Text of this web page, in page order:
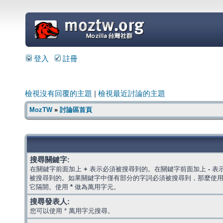
=
登入 註冊
檢視沒有回覆的主題 檢視最近討論的主題
MozTW» 討論區首頁
搜尋關鍵字:
在關鍵字前面加上 + 表示必須被搜尋到的。在關鍵字前面加上 - 表
被搜尋到的。如果關鍵字中僅有部分的字詞必須被搜尋到，那麼使
它隔開。使用 * 做為萬用字元。
搜尋發表人:
您可以使用 * 萬用字元搜尋。